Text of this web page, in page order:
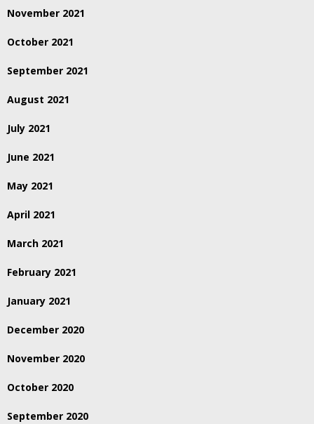
November 2021
October 2021
September 2021
August 2021
July 2021
June 2021
May 2021
April 2021
March 2021
February 2021
January 2021
December 2020
November 2020
October 2020
September 2020